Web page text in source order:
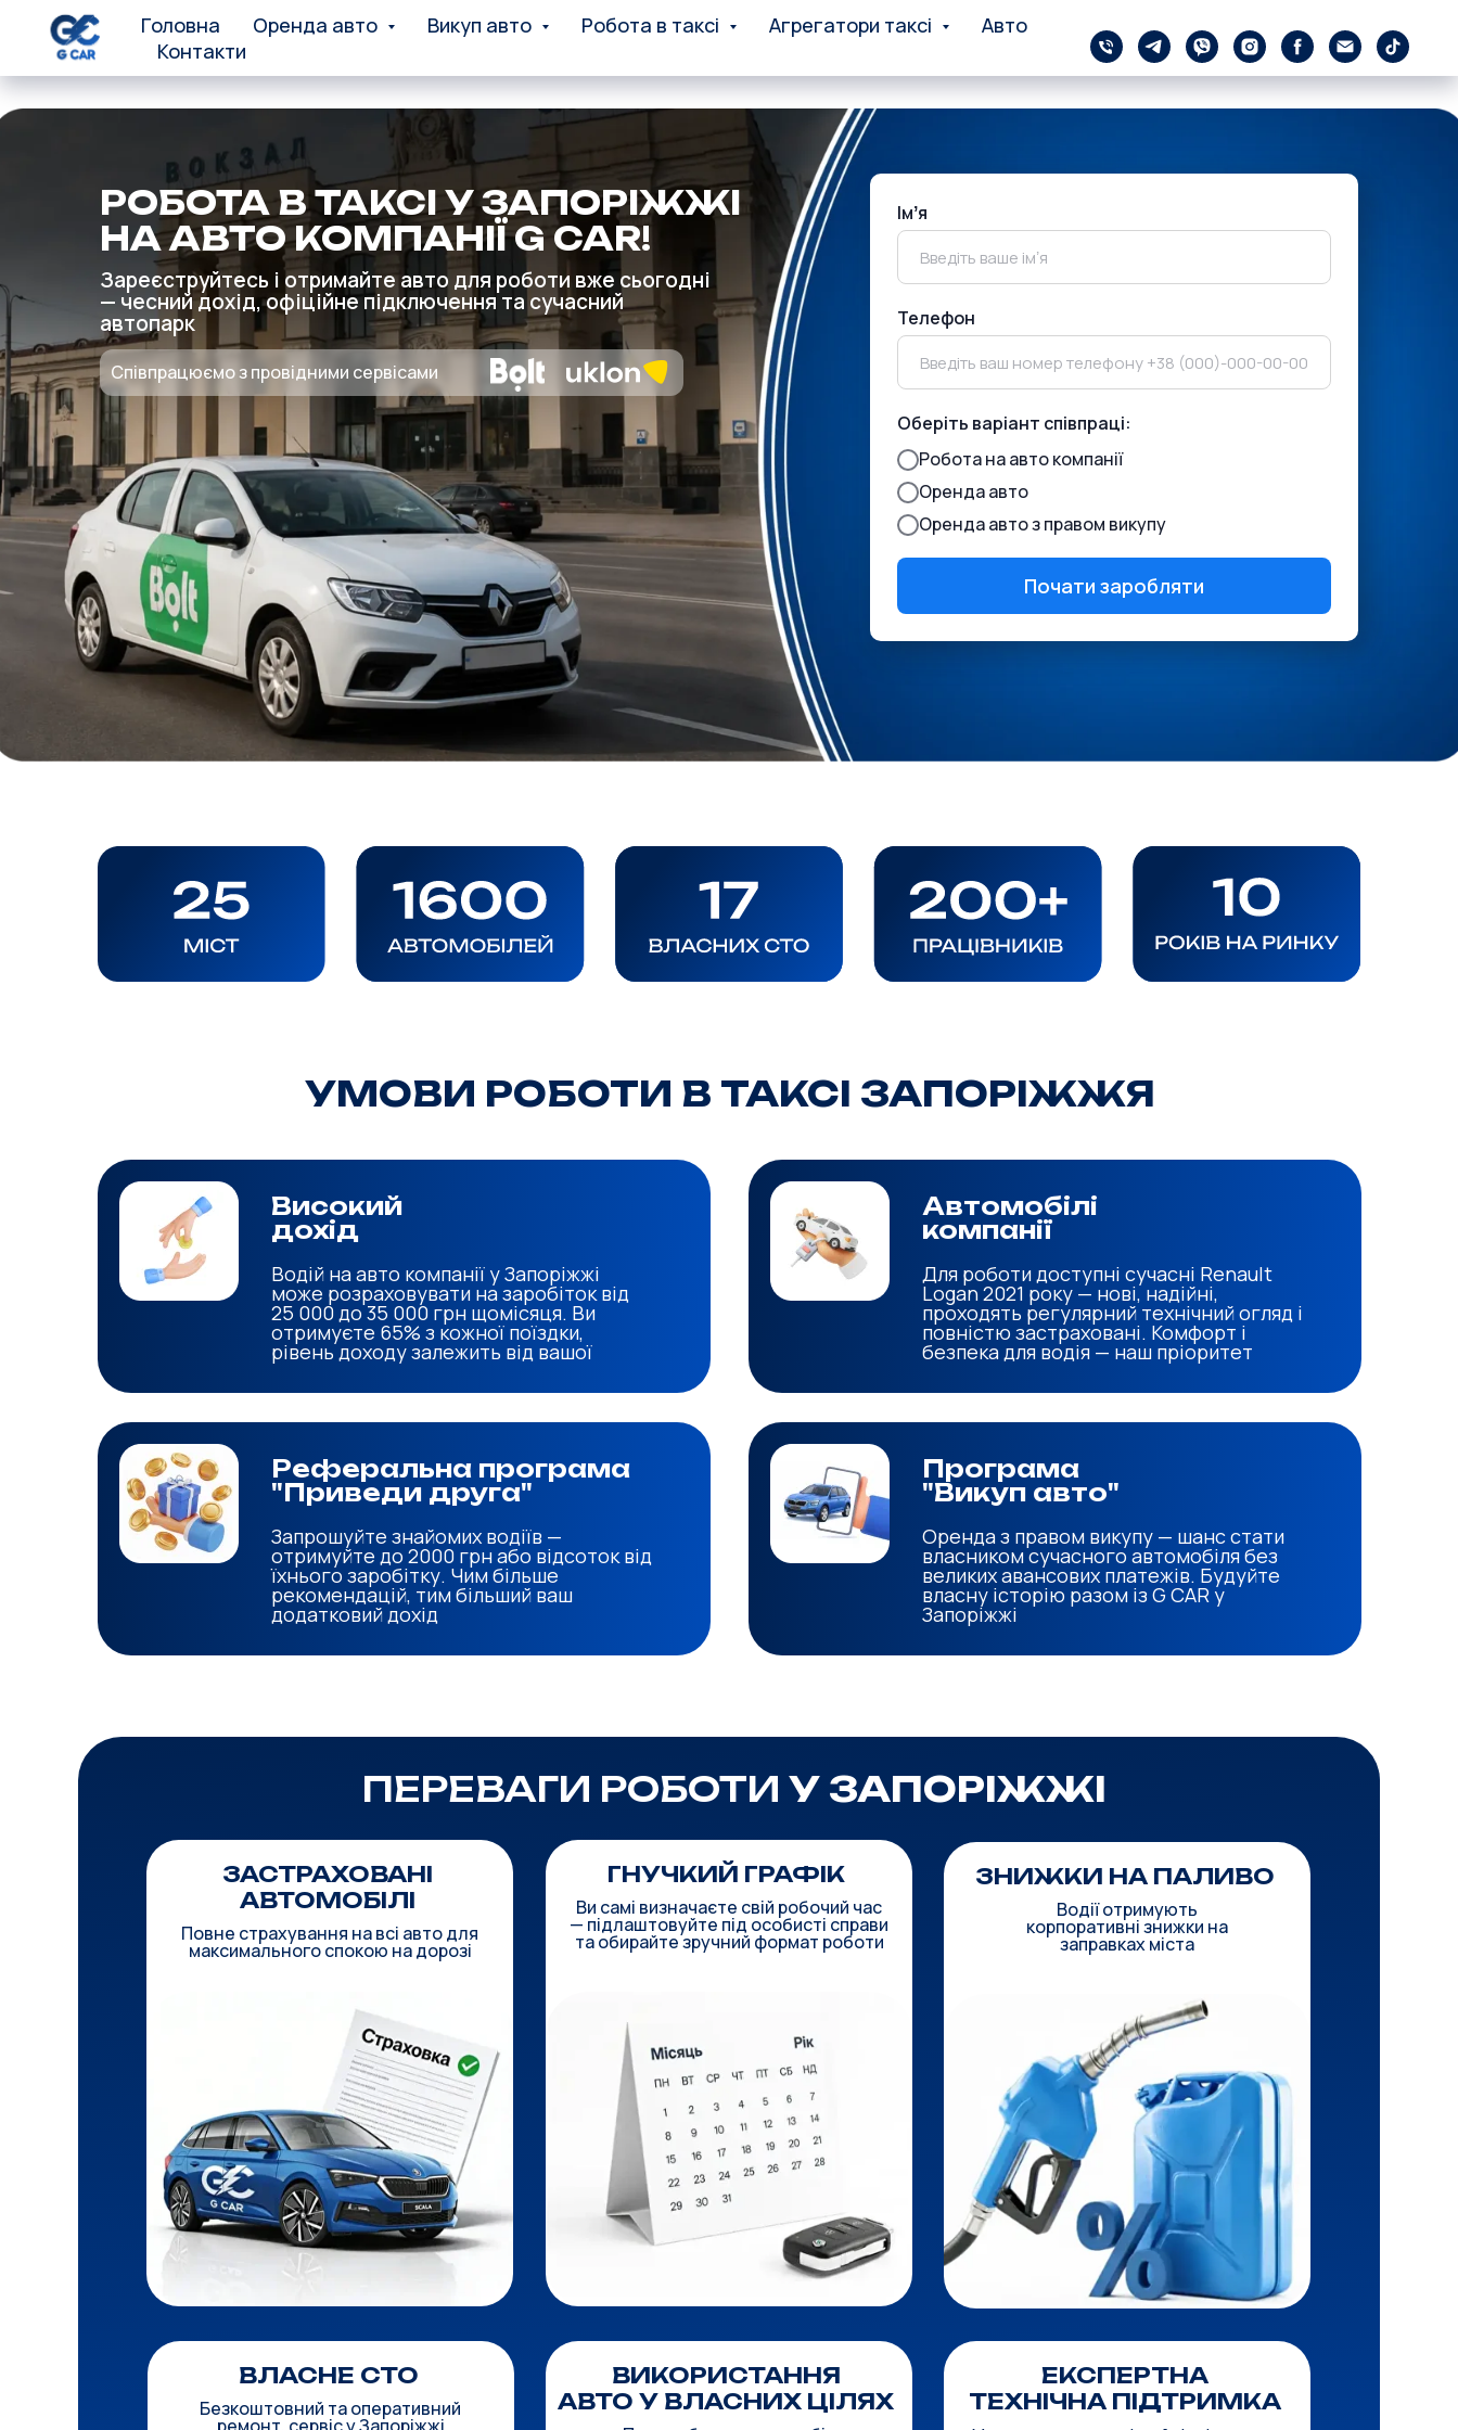
Головна Оренда авто Викуп авто Робота в таксі Агрегатори таксі
Авто
Контакти
Співпрацюємо з провідними сервісами
Зареєструйтесь і отримайте авто для роботи вже сьогодні
— чесний дохід, офіційне підключення та сучасний
автопарк
РОБОТА В ТАКСІ У ЗАПОРІЖЖІ
НА АВТО КОМПАНІЇ G CAR!
Імʼя
Телефон
Оберіть варіант співпраці:
Робота на авто компанії
Оренда авто
Оренда авто з правом викупу
Почати заробляти
Оренда з правом викупу — шанс стати
власником сучасного автомобіля без
великих авансових платежів. Будуйте
власну історію разом із G CAR у
Запоріжжі
Програма
"Викуп авто"
Запрошуйте знайомих водіїв —
отримуйте до 2000 грн або відсоток від
їхнього заробітку. Чим більше
рекомендацій, тим більший ваш
додатковий дохід
Реферальна програма
"Приведи друга"
Водій на авто компанії у Запоріжжі
може розраховувати на заробіток від
25 000 до 35 000 грн щомісяця. Ви
отримуєте 65% з кожної поїздки,
рівень доходу залежить від вашої
Високий
дохід
Для роботи доступні сучасні Renault
Logan 2021 року — нові, надійні,
проходять регулярний технічний огляд і
повністю застраховані. Комфорт і
безпека для водія — наш пріоритет
Автомобілі
компанії
УМОВИ РОБОТИ В ТАКСІ ЗАПОРІЖЖЯ
Ви самі визначаєте свій робочий час
— підлаштовуйте під особисті справи
та обирайте зручний формат роботи
ГНУЧКИЙ ГРАФІК
Водії отримують
корпоративні знижки на
заправках міста
ЗНИЖКИ НА ПАЛИВО
ЕКСПЕРТНА
ТЕХНІЧНА ПІДТРИМКА
Повне страхування на всі авто для
максимального спокою на дорозі
ЗАСТРАХОВАНІ
АВТОМОБІЛІ
ВИКОРИСТАННЯ
АВТО У ВЛАСНИХ ЦІЛЯХ
Безкоштовний та оперативний
ВЛАСНЕ СТО
ПЕРЕВАГИ РОБОТИ У ЗАПОРІЖЖІ